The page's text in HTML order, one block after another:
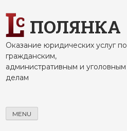
to
contentПОЛЯНКА
Оказание юридических услуг по
гражданским,
административным и уголовным
делам
MENU